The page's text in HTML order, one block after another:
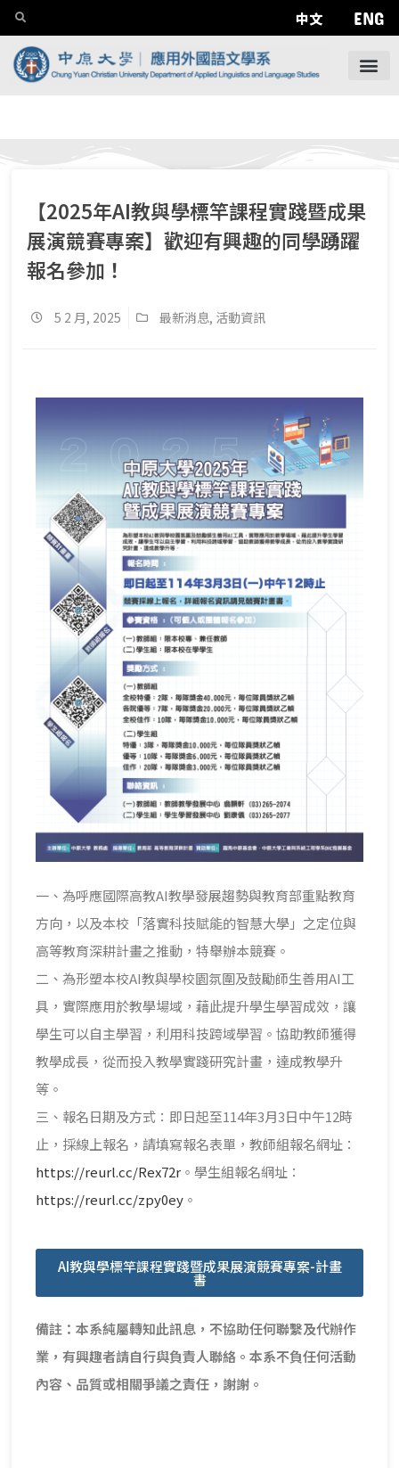
中文 ENG
【2025年AI教與學標竿課程實踐暨成果
展演競賽專案】歡迎有興趣的同學踴躍
報名參加！
5 2 月, 2025 最新消息, 活動資訊
一、為呼應國際高教AI教學發展趨勢與教育部重點教育
方向，以及本校「落實科技賦能的智慧大學」之定位與
高等教育深耕計畫之推動，特舉辦本競賽。
二、為形塑本校AI教與學校園氛圍及鼓勵師生善用AI工
具，實際應用於教學場域，藉此提升學生學習成效，讓
學生可以自主學習，利用科技跨域學習。協助教師獲得
教學成長，從而投入教學實踐研究計畫，達成教學升
等。
三、報名日期及方式：即日起至114年3月3日中午12時
止，採線上報名，請填寫報名表單，教師組報名網址：
https://reurl.cc/Rex72r 。學生組報名網址：
https://reurl.cc/zpy0ey 。
AI教與學標竿課程實踐暨成果展演競賽專案-計畫
書
備註：本系純屬轉知此訊息，不協助任何聯繫及代辦作
業，有興趣者請自行與負責人聯絡。本系不負任何活動
內容、品質或相關爭議之責任，謝謝。